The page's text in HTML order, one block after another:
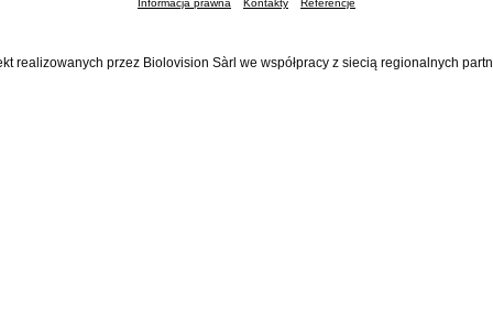
Informacja prawna Kontakty Referencje
realizowanych przez Biolovision Sàrl we współpracy z siecią regionalnych